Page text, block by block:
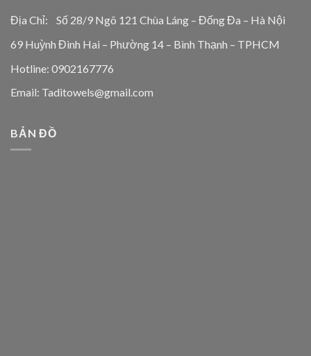
Địa Chỉ: Số 28/9 Ngõ 121 Chùa Láng – Đống Đa – Hà Nội
69 Huỳnh Đình Hai – Phường 14 – Bình Thạnh – TPHCM
Hotline: 0902167776
Email: Taditowels@gmail.com
BẢN ĐỒ